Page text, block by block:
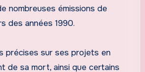
nombreuses émissions de
des années 1990.
précises sur ses projets en
de sa mort, ainsi que certains